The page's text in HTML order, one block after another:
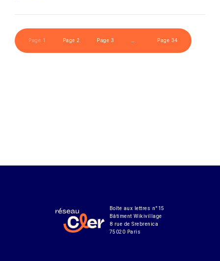
Page 1 Page 2 Page 3 … Page 34
Boîte aux lettres n°15
Bâtiment Wikivillage
8 rue de Srebrenica
75020 Paris